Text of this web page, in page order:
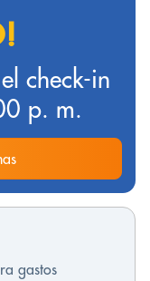
check-in
p. m.
gastos